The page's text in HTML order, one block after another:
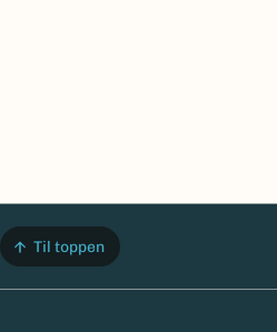
Til toppen